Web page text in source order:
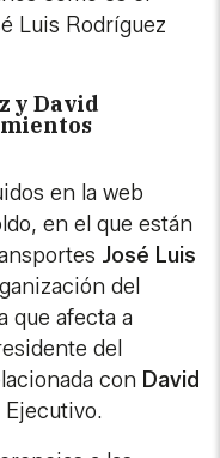
Luis Rodríguez
y David
en la web
en el que están
José Luis
del
que afecta a
del
con David
Ejecutivo.